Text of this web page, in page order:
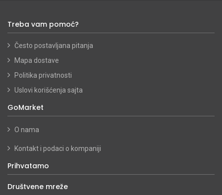
Treba vam pomoć?
Često postavljana pitanja
Mapa dostave
Politika privatnosti
Uslovi korišćenja sajta
GoMarket
O nama
Kontakt i podaci o kompaniji
Prihvatamo
Društvene mreže